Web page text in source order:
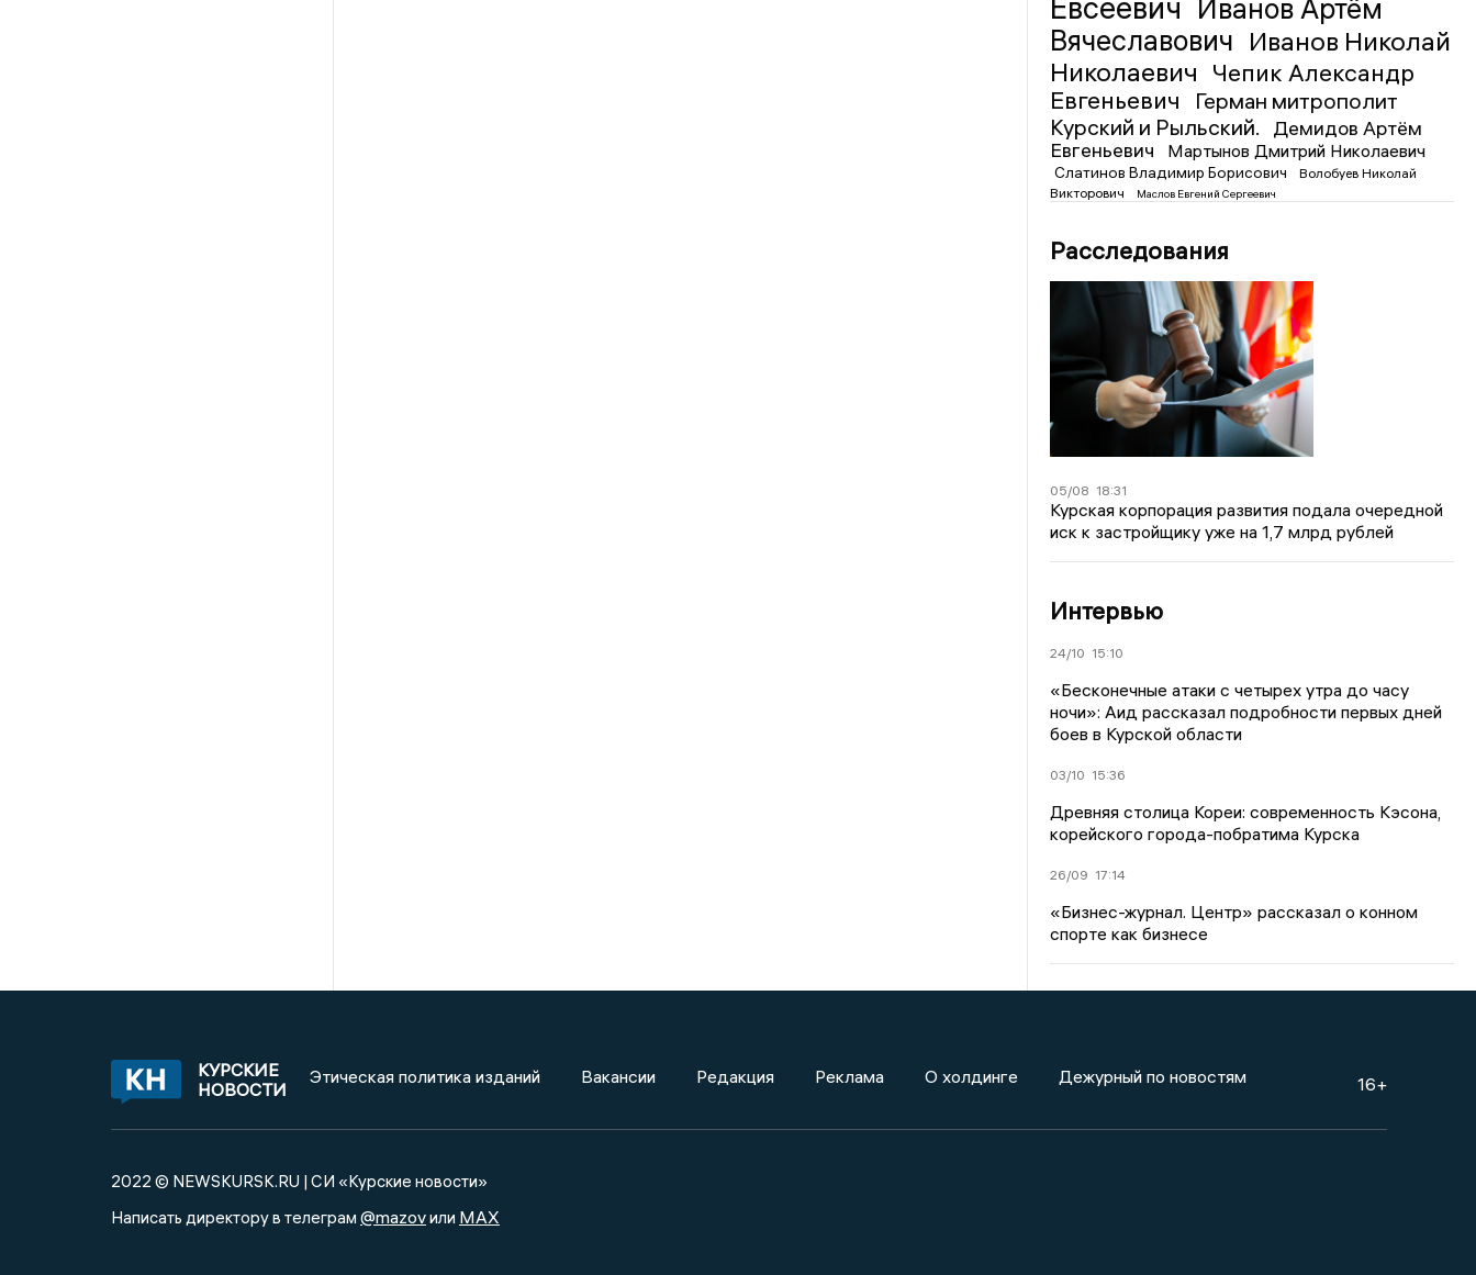
Иванов Артём
Вячеславович Иванов Николай
Николаевич Чепик Александр
Евгеньевич
Герман митрополит
Курский и Рыльский.
Демидов Артём
Евгеньевич
Мартынов Дмитрий Николаевич
Слатинов Владимир Борисович
Волобуев Николай
Викторович
Маслов Евгений Сергеевич
Расследования
05/08 18:31
Курская корпорация развития подала очередной
иск к застройщику уже на 1,7 млрд рублей
Интервью
24/10 15:10
«Бесконечные атаки с четырех утра до часу
ночи»: Аид рассказал подробности первых дней
боев в Курской области
03/10 15:36
Древняя столица Кореи: современность Кэсона,
корейского города-побратима Курска
26/09 17:14
«Бизнес-журнал. Центр» рассказал о конном
спорте как бизнесе
КУРСКИЕ
НОВОСТИ
Этическая политика изданий Вакансии Редакция Реклама О холдинге Дежурный по новостям 16+
2022 © NEWSKURSK.RU | СИ «Курские новости»
Написать директору в телеграм @mazovили MAX